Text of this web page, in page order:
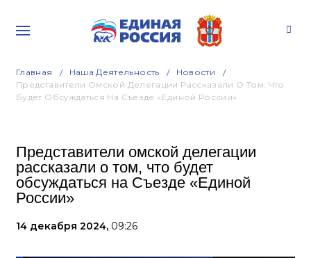
Главная Наша Деятельность
Новости
Представители Омской Делегации Рассказали О Том, Что
Будет Обсуждаться На Съезде «Единой России»
Представители омской делегации
рассказали о том, что будет
обсуждаться на Съезде «Единой
России»
14 декабря 2024, 09:26